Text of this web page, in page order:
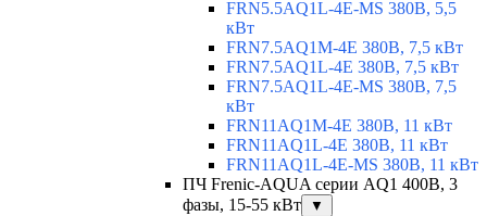
FRN5.5AQ1L-4E-MS 380В, 5,5
кВт
FRN7.5AQ1M-4E 380В, 7,5 кВт
FRN7.5AQ1L-4E 380В, 7,5 кВт
FRN7.5AQ1L-4E-MS 380В, 7,5
кВт
FRN11AQ1M-4E 380В, 11 кВт
FRN11AQ1L-4E 380В, 11 кВт
FRN11AQ1L-4E-MS 380В, 11 кВт
ПЧ Frenic-AQUA серии AQ1 400В, 3
фазы, 15-55 кВт
▼